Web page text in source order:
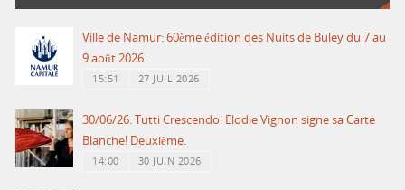
Ville de Namur: 60ème édition des Nuits de Buley du 7 au
9 août 2026.
15:51 27 JUIL 2026
30/06/26: Tutti Crescendo: Elodie Vignon signe sa Carte
Blanche! Deuxième.
14:00 30 JUIN 2026